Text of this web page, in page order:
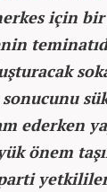
için
ederken
önem
parti